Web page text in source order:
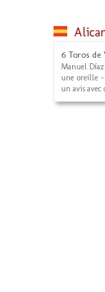
6 Toros de
Manuel Díaz
une oreille
un avis avec